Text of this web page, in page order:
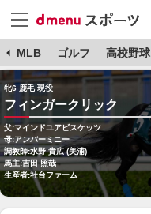
MLB ゴルフ 高校野球
牝6 鹿毛 現役
フィンガークリック
父:マインドユアビスケッツ
母:アンバーミニー
調教師:水野 貴広 (美浦)
馬主:吉田 照哉
生産者:社台ファーム